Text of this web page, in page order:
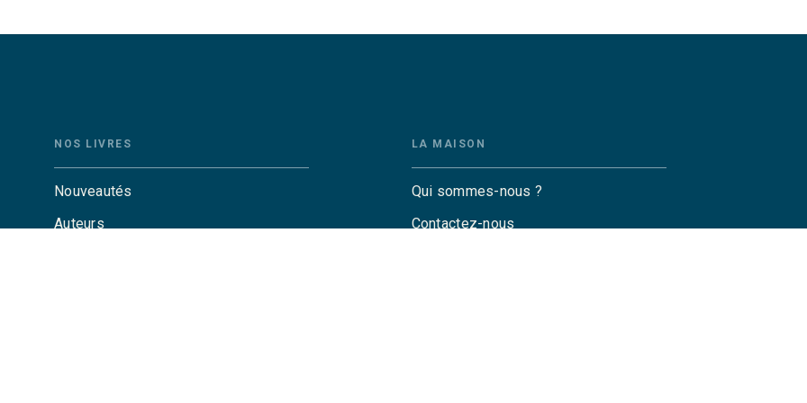
NOS LIVRES
Nouveautés
Auteurs
LA MAISON
Qui sommes-nous ?
Contactez-nous